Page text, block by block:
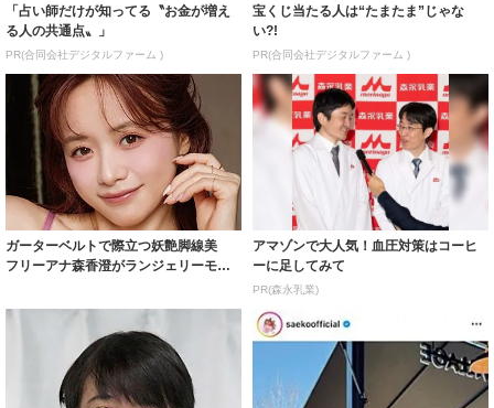
「占い師だけが知ってる〝お金が増え
る人の共通点〟」
PR(合同会社デジタルファーム )
宝くじ当たる人は“たまたま”じゃな
い?!
PR(合同会社デジタルファーム )
ガーターベルトで際立つ妖艶脚線美
フリーアナ森香澄がランジェリーモデ
アマゾンで大人気！血圧対策はコーヒ
ーに足してみて
PR(森永乳業)